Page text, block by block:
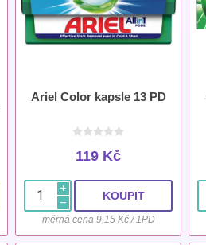
Ariel Color kapsle 13 PD
119 Kč
i
h
měrná cena 9,15 Kč / 1PD